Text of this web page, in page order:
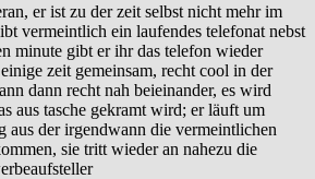
er ist zu der zeit selbst nicht mehr im
vermeintlich ein laufendes telefonat nebst
minute gibt er ihr das telefon wieder
zeit gemeinsam, recht cool in der
dann recht nah beieinander, es wird
aus tasche gekramt wird; er läuft um
aus der irgendwann die vermeintlichen
sie tritt wieder an nahezu die